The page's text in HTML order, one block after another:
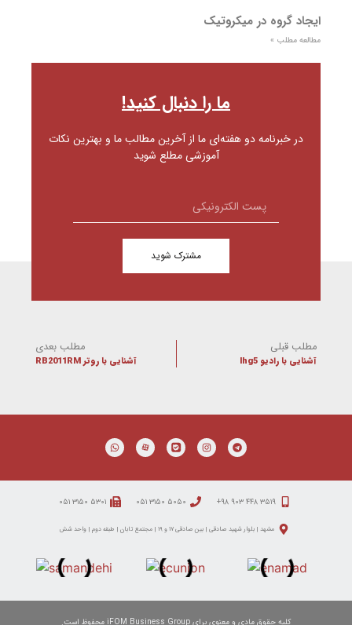
ایجاد گروه در میکروتیک
مطالعه مطلب »
ما را دنبال کنید!
در خبرنامه دو هفته‌ای ما از آخرین مطالب ما و بهترین نکات
آموزشی مطلع شوید
مشترک شوید
مطلب قبلی
آشنایی با رادیو lhg5
مطلب بعدی
آشنایی با روتر RB2011RM
۳۵۱۹ ۴۴۸ ۹۰۳ ۹۸+ ۵۰۵۰ ۳۱۵۰ ۰۵۱ ۵۳۰۱ ۳۱۵۰ ۰۵۱
مشهد | بلوار شهید صادقی | بین صادقی ۱۷ و ۱۹ | مجتمع تابان | طبقه دوم | واحد شش
کلیه حقوق مادی و معنوی برای iFOM Business Group محفوظ است.